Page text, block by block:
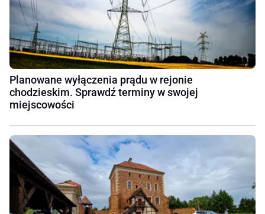
Planowane wyłączenia prądu w rejonie
chodzieskim. Sprawdź terminy w swojej
miejscowości